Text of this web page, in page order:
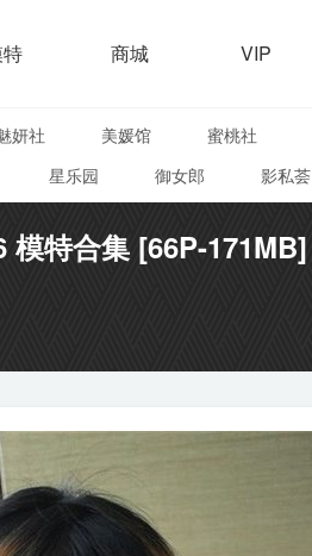
商城 VIP
妍社 美媛馆 蜜桃社
星乐园 御女郎 影私荟
模特合集 [66P-171MB]